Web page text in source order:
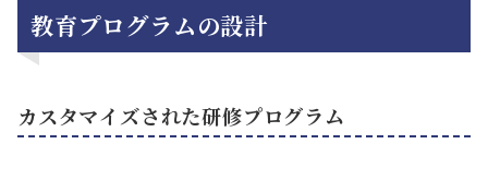
教育プログラムの設計
カスタマイズされた研修プログラム